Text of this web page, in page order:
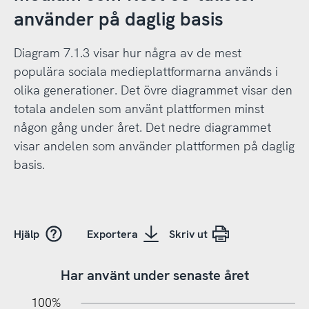
använder på daglig basis
Diagram 7.1.3 visar hur några av de mest
populära sociala medieplattformarna används i
olika generationer. Det övre diagrammet visar den
totala andelen som använt plattformen minst
någon gång under året. Det nedre diagrammet
visar andelen som använder plattformen på daglig
basis.
Hjälp Exportera Skriv ut
Har använt under senaste året
100%